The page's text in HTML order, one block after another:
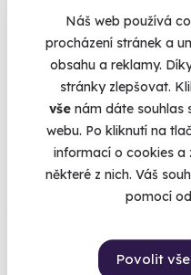
Náš web používá
procházení stránek a
obsahu a reklamy.
stránky zlepšovat.
vše nám dáte souhlas
webu. Po kliknutí na
informací o cookies a
některé z nich. Váš
pomocí
Povolit vše
Zobrazit zážitky na mapě
popis
Na
96%
Zobraz